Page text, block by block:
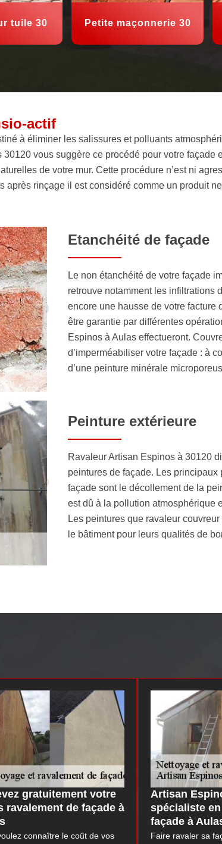
tuile 30 Petite maçonnerie 30
actif
à éliminer les salissures et polluants
vous suggère ce procédé pour votre façade
de votre mur. Cette procédure n’est ni
après rinçage il est considéré comme un produit
Etanchéité de façade
Le non étanchéité de votre façade
retrouve notamment les infiltrations
encore une hausse de votre facture
être garantie par différentes
Espinos à Aulas effectueront.
d’imperméabiliser votre façade : à
d’une peinture minérale
Peinture extérieure
Ravaleur Artisan Espinos à 30120
peintures de façade. Les principaux
façade sont le décollement de la
est dû à la pollution atmosphérique
Les peintures que ravaleur
le bâtiment pour leurs qualités de
gratuitement votre
ravalement de façade à
connaître le coût de vos
Artisan
spécialiste
façade à
Faire ravaler sa